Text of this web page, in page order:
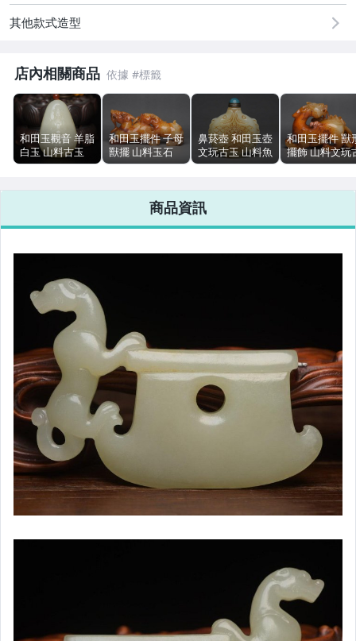
手錶與飾品配件
其他款式造型
店內相關商品
和田玉觀音 羊脂
白玉 山料古玉
5.1cm 51g 鑰匙
和田玉擺件 子母
獸擺 山料玉石
文玩古玉 12cm
鼻菸壺 和田玉壺
文玩古玉 山料魚
鱗紋 5.7cm 56g
和田玉擺件 獸
擺飾 山料文玩
玉 13cm 382g
商品資訊